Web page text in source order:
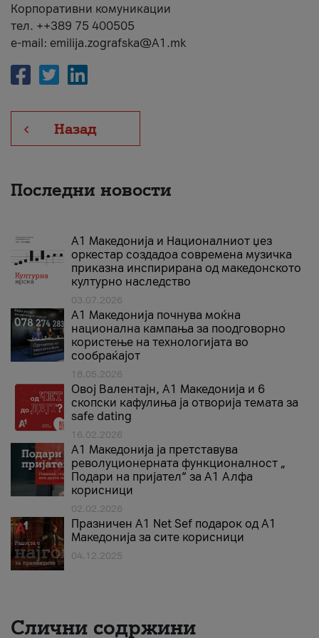
Корпоративни комуникации
тел. ++389 75 400505
e-mail: emilija.zografska@A1.mk
Назад
Последни новости
А1 Македонија и Националниот џез
оркестар создадоа современа музичка
приказна инспирирана од македонското
културно наследство
03.07.2026
A1 Македонија почнува моќна
национална кампања за поодговорно
користење на технологијата во
сообраќајот
18.05.2026
Овој Валентајн, A1 Македонија и 6
скопски кафулиња ја отворија темата за
safe dating
16.02.2026
А1 Македонија ја претставува
револуционерната функционалност „
Подари на пријател“ за А1 Алфа
корисници
02.02.2026
Празничен A1 Net Sеf подарок од А1
Македонија за сите корисници
04.12.2025
Слични содржини